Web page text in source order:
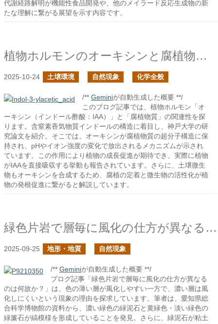
代謝経路解明が機能性食品開発や、他のメイラード反応生成物の新
たな理解に繋がる展望を示す内容です。
植物ホルモンのオーキシンと腐植物質の繋がり
2025-10-24 土壌環境 自然現象 化学全般
/** Geminiが自動生成した概要 **/
このブログ記事では、植物ホルモン「オ
ーキシン（インドール酢酸：IAA）」と「腐植物質」の関連性を探
ります。含窒素香気物質インドールの構造に着目し、神戸大学の研
究論文を紹介。そこでは、オーキシンが腐植物質の超分子構造に保
持され、pHやイオン強度の変化で放出されるメカニズムが示され
ています。この作用により植物の成長促進が期待でき、実際に植物
がIAAを直接吸収する挙動も報告されています。さらに、土壌微生
物もオーキシンを合成するため、腐植の定着と微生物の活性化が植
物の発根促進に繋がると解説しています。
緑色片岩で層毎に風化の仕方が異なるのは何故か？
2025-09-25 地形・地質 自然現象
/** Geminiが自動生成した概要 **/
ブログ記事「緑色片岩で層毎に風化の仕方が異なる
のは何故か？」は、色の薄い層が風化しやすい一方で、濃い層は風
化しにくいという現象の理由を探求しています。筆者は、愛知県総
合科学博物館の資料から、濃い緑色の緑泥石と黄緑色・淡い緑色の
緑簾石が縞模様を形成していることを発見。さらに、緑泥石が粘土